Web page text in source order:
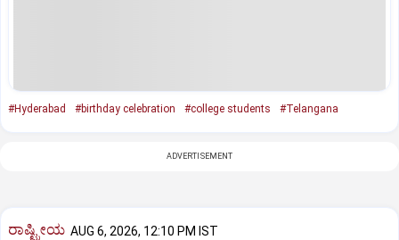
#Hyderabad #birthday celebration #college students #Telangana
ADVERTISEMENT
ರಾಷ್ಟ್ರೀಯ AUG 6, 2026, 12:10 PM IST